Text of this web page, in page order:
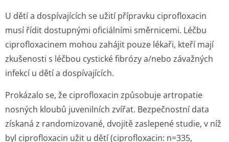
U dětí a dospívajících se užití přípravku ciprofloxacin
musí řídit dostupnými oficiálními směrnicemi. Léčbu
ciprofloxacinem mohou zahájit pouze lékaři, kteří mají
zkušenosti s léčbou cystické fibrózy a/nebo závažných
infekcí u dětí a dospívajících.
Prokázalo se, že ciprofloxacin způsobuje artropatie
nosných kloubů juvenilních zvířat. Bezpečnostní data
získaná z randomizované, dvojitě zaslepené studie, v níž
byl ciprofloxacin užit u dětí (ciprofloxacin: n=335,